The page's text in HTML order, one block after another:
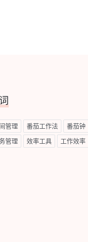
管理 番茄工作法 番茄钟
管理 效率工具 工作效率